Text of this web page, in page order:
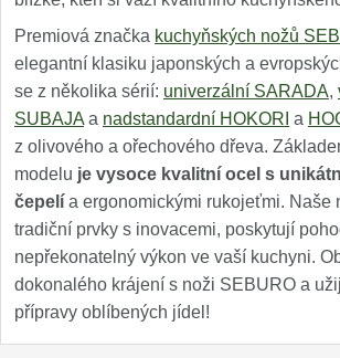
Premiová značka kuchyňských nožů
elegantní klasiku japonských a
se z několika sérií: univerzální SARADA,
SUBAJA a nadstandardní HOKORI a
z olivového a ořechového dřeva.
modelu je vysoce kvalitní ocel s
čepelí a ergonomickými rukojeťmi. Naše
tradiční prvky s inovacemi, poskytují
nepřekonatelný výkon ve vaší kuchyni.
dokonalého krájení s noži SEBURO a
přípravy oblíbených jídel!